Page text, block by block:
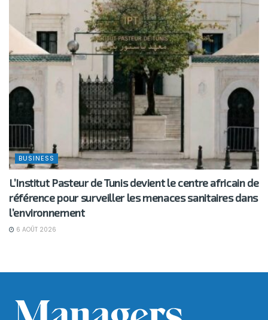
BUSINESS
L’Institut Pasteur de Tunis devient le centre africain de
référence pour surveiller les menaces sanitaires dans
l’environnement
6 AOÛT 2026